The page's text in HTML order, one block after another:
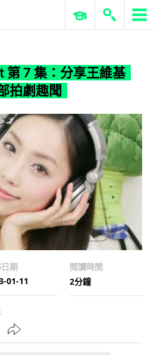
ERP 與商業 AI
7 集：分享王維基
拍劇趣聞
期
01-11
閱讀時間
2分鐘